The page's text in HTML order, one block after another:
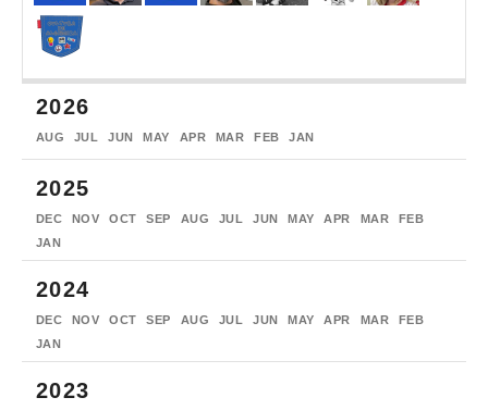
2026
AUG JUL JUN MAY APR MAR FEB JAN
2025
DEC NOV OCT SEP AUG JUL JUN MAY APR MAR
FEB
JAN
2024
DEC NOV OCT SEP AUG JUL JUN MAY APR MAR
FEB
JAN
2023